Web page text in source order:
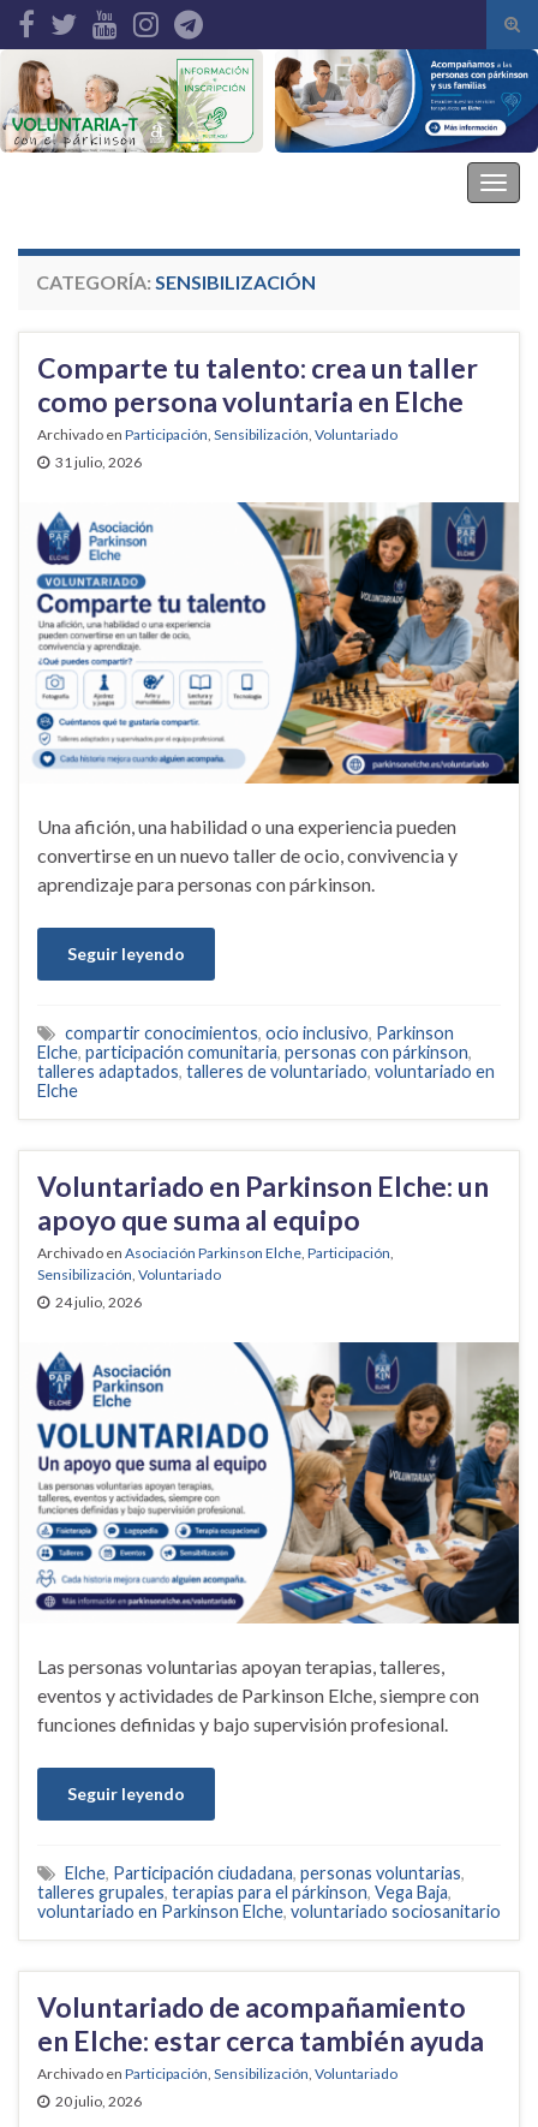
de
Search for:
CATEGORÍA: SENSIBILIZACIÓN
Comparte tu talento: crea un taller
como persona voluntaria en Elche
Archivado en Participación, Sensibilización, Voluntariado
31 julio, 2026
Una afición, una habilidad o una experiencia pueden
convertirse en un nuevo taller de ocio, convivencia y
aprendizaje para personas con párkinson.
Seguir leyendo
compartir conocimientos, ocio inclusivo, Parkinson
Elche, participación comunitaria, personas con párkinson,
talleres adaptados, talleres de voluntariado, voluntariado en
Elche
Voluntariado en Parkinson Elche: un
apoyo que suma al equipo
Archivado en Asociación Parkinson Elche, Participación,
Sensibilización, Voluntariado
24 julio, 2026
Las personas voluntarias apoyan terapias, talleres,
eventos y actividades de Parkinson Elche, siempre con
funciones definidas y bajo supervisión profesional.
Seguir leyendo
Elche, Participación ciudadana, personas voluntarias,
talleres grupales, terapias para el párkinson, Vega Baja,
voluntariado en Parkinson Elche, voluntariado sociosanitario
Voluntariado de acompañamiento
en Elche: estar cerca también ayuda
Archivado en Participación, Sensibilización, Voluntariado
20 julio, 2026